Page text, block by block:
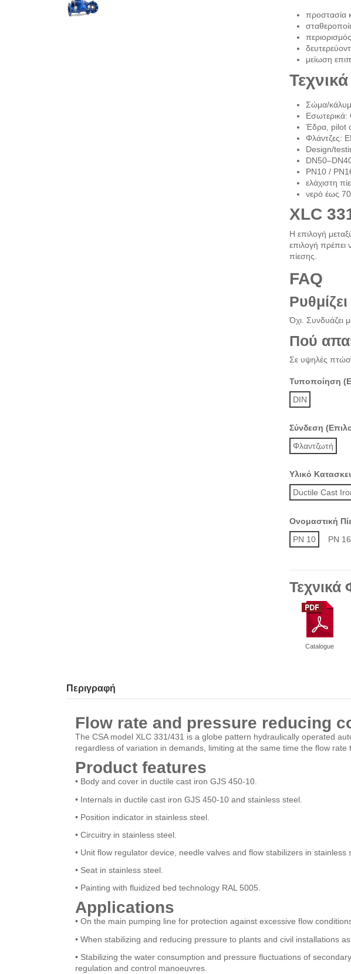
προστασία
μείωση
Σώμα/
Εσωτερικά:
Έδρα, pilot
Φλάντζες:
Design/
PN10 /
ελάχιστη
νερό έως
XLC
Η επιλογή
επιλογή πρέπει
πίεσης.
FAQ
Όχι. Συνδυάζει
Πού
Σε υψηλές
Τυποποίηση
DIN
Σύνδεση
Φλαντζωτή
Υλικό
Ductile Cast
Ονομαστική
PN 10
PN 16
Τεχνικά
Catalogue
Περιγραφή
Flow rate and pressure reducing
The CSA model XLC 331/431 is a globe pattern hydraulically operated
regardless of variation in demands, limiting at the same time the flow rate
Product features
• Body and cover in ductile cast iron GJS 450-10.
• Internals in ductile cast iron GJS 450-10 and stainless steel.
• Position indicator in stainless steel.
• Circuitry in stainless steel.
• Unit flow regulator device, needle valves and flow stabilizers in stainless
• Seat in stainless steel.
• Painting with fluidized bed technology RAL 5005.
Applications
• On the main pumping line for protection against excessive flow
• When stabilizing and reducing pressure to plants and civil installations
• Stabilizing the water consumption and pressure fluctuations of
regulation and control manoeuvres.